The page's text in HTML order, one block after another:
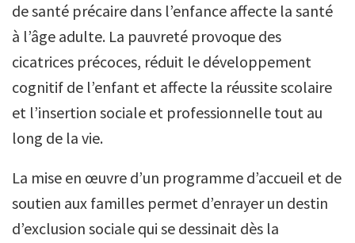
de santé précaire dans l’enfance affecte la santé
à l’âge adulte. La pauvreté provoque des
cicatrices précoces, réduit le développement
cognitif de l’enfant et affecte la réussite scolaire
et l’insertion sociale et professionnelle tout au
long de la vie.
La mise en œuvre d’un programme d’accueil et de
soutien aux familles permet d’enrayer un destin
d’exclusion sociale qui se dessinait dès la